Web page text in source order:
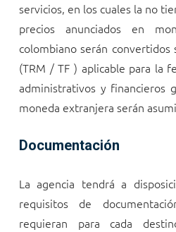
servicios, en los cuales la no
precios anunciados en
colombiano serán convertidos
(TRM / TF ) aplicable para la
administrativos y financieros
moneda extranjera serán
Documentación
La agencia tendrá a
requisitos de
requieran para cada